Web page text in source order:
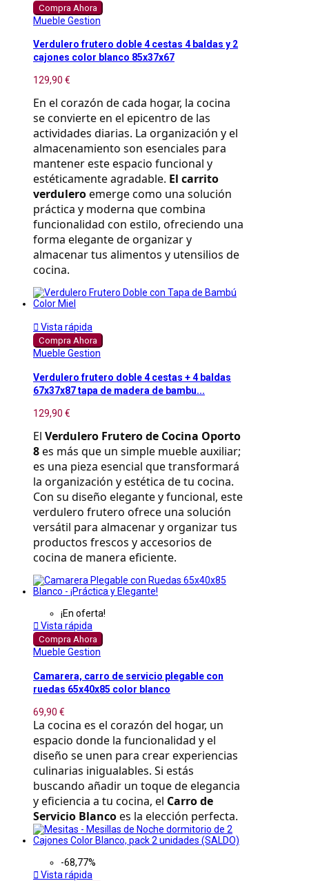
Compra Ahora
Mueble Gestion
Verdulero frutero doble 4 cestas 4 baldas y 2
cajones color blanco 85x37x67
129,90 €
En el corazón de cada hogar, la cocina
se convierte en el epicentro de las
actividades diarias. La organización y el
almacenamiento son esenciales para
mantener este espacio funcional y
estéticamente agradable. El carrito
verdulero emerge como una solución
práctica y moderna que combina
funcionalidad con estilo, ofreciendo una
forma elegante de organizar y
almacenar tus alimentos y utensilios de
cocina.
 Vista rápida
Compra Ahora
Mueble Gestion
Verdulero frutero doble 4 cestas + 4 baldas
67x37x87 tapa de madera de bambu...
129,90 €
El Verdulero Frutero de Cocina Oporto
8 es más que un simple mueble auxiliar;
es una pieza esencial que transformará
la organización y estética de tu cocina.
Con su diseño elegante y funcional, este
verdulero frutero ofrece una solución
versátil para almacenar y organizar tus
productos frescos y accesorios de
cocina de manera eficiente.
¡En oferta!
 Vista rápida
Compra Ahora
Mueble Gestion
Camarera, carro de servicio plegable con
ruedas 65x40x85 color blanco
69,90 €
La cocina es el corazón del hogar, un
espacio donde la funcionalidad y el
diseño se unen para crear experiencias
culinarias inigualables. Si estás
buscando añadir un toque de elegancia
y eficiencia a tu cocina, el Carro de
Servicio Blanco es la elección perfecta.
-68,77%
 Vista rápida